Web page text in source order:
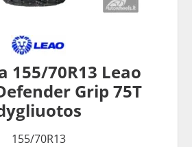
155/70R13 Leao
Grip 75T
155/70R13